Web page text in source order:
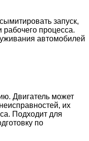
запуск,
рабочего процесса.
автомобилей
Двигатель может
их
Подходит для
по